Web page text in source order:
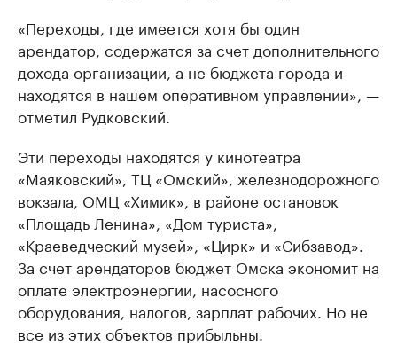
«Переходы, где имеется хотя бы один
арендатор, содержатся за счет дополнительного
дохода организации, а не бюджета города и
находятся в нашем оперативном управлении», —
отметил Рудковский.
Эти переходы находятся у кинотеатра
«Маяковский», ТЦ «Омский», железнодорожного
вокзала, ОМЦ «Химик», в районе остановок
«Площадь Ленина», «Дом туриста»,
«Краеведческий музей», «Цирк» и «Сибзавод».
За счет арендаторов бюджет Омска экономит на
оплате электроэнергии, насосного
оборудования, налогов, зарплат рабочих. Но не
все из этих объектов прибыльны.